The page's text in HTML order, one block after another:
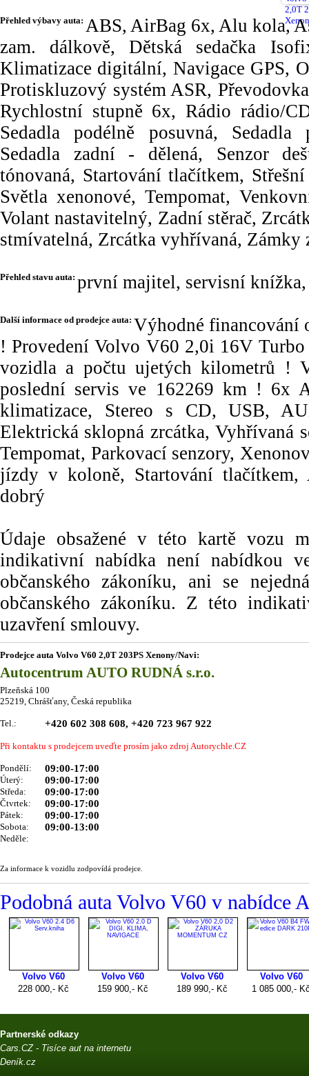
Přehled výbavy auta: ABS, AirBag 6x, Alu kola,
zam. dálkově, Dětská sedačka
Klimatizace digitální, Navigace GPS,
Protiskluzový systém ASR,
Rychlostní stupně 6x, Rádio rádio/
Sedadla podélně posuvná,
Sedadla zadní - dělená, Senzor
tónovaná, Startování tlačítkem,
Světla xenonové, Tempomat,
Volant nastavitelný, Zadní stěrač,
stmívatelná, Zrcátka vyhřívaná, Zámky
Přehled stavu auta: první majitel, servisní
Další informace od prodejce auta: Výhodné financování
! Provedení Volvo V60 2,0i 16V
vozidla a počtu ujetých kilometrů !
poslední servis ve 162269 km ! 6x
klimatizace, Stereo s CD, USB,
Elektrická sklopná zrcátka, Vyhřívaná
Tempomat, Parkovací senzory,
jízdy v koloně, Startování
dobrý
Údaje obsažené v této kartě vozu
indikativní nabídka není nabídkou
občanského zákoníku, ani se
občanského zákoníku. Z této
uzavření smlouvy.
Prodejce auta Volvo V60 2,0T 203PS Xenony/Navi:
Autocentrum AUTO RUDNÁ s.r.o.
Plzeňská 100
25219, Chrášťany, Česká republika
Tel.: +420 602 308 608, +420 723 967 922
Při kontaktu s prodejcem uveďte prosím jako zdroj Autorychle.CZ
Pondělí: 09:00-17:00
Úterý: 09:00-17:00
Středa: 09:00-17:00
Čtvrtek: 09:00-17:00
Pátek: 09:00-17:00
Sobota: 09:00-13:00
Neděle:
Za informace k vozidlu zodpovídá prodejce.
Podobná auta Volvo V60 v nabídce
Partnerské odkazy
Cars.CZ - Tisíce aut na internetu
Deník.cz